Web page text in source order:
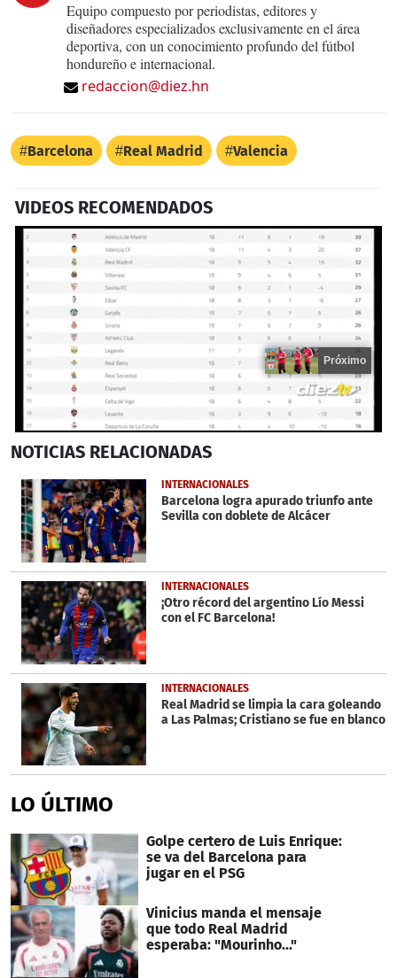
Equipo compuesto por periodistas, editores y
diseñadores especializados exclusivamente en el área
deportiva, con un conocimiento profundo del fútbol
hondureño e internacional.
redaccion@diez.hn
Barcelona Real Madrid Valencia
VIDEOS RECOMENDADOS
seconds
16
seconds
Próximo
NOTICIAS RELACIONADAS
INTERNACIONALES
Barcelona logra apurado triunfo ante
Sevilla con doblete de Alcácer
INTERNACIONALES
¡Otro récord del argentino Lío Messi
con el FC Barcelona!
INTERNACIONALES
Real Madrid se limpia la cara goleando
a Las Palmas; Cristiano se fue en blanco
LO ÚLTIMO
Golpe certero de Luis Enrique:
se va del Barcelona para
jugar en el PSG
Vinicius manda el mensaje
que todo Real Madrid
esperaba: "Mourinho..."